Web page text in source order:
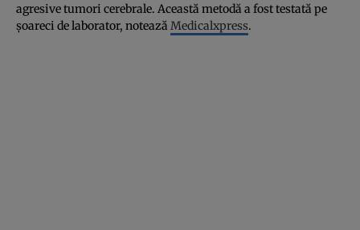
agresive tumori cerebrale. Această metodă a fost testată pe
şoareci de laborator, notează Medicalxpress.